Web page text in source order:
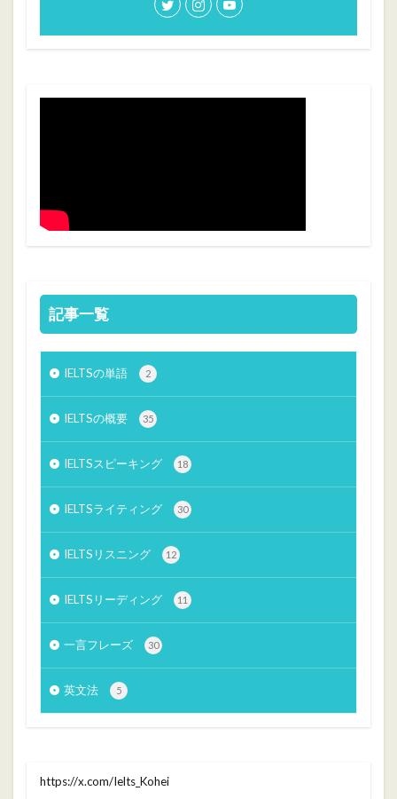
記事一覧
IELTSの単語 2
IELTSの概要 35
IELTSスピーキング 18
IELTSライティング 30
IELTSリスニング 12
IELTSリーディング 11
一言フレーズ 30
英文法 5
https://x.com/Ielts_Kohei